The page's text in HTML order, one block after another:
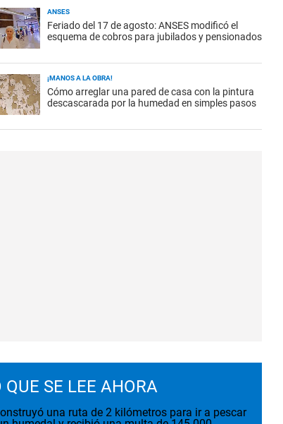
ANSES
Feriado del 17 de agosto: ANSES modificó el
esquema de cobros para jubilados y pensionados
¡MANOS A LA OBRA!
Cómo arreglar una pared de casa con la pintura
descascarada por la humedad en simples pasos
QUE SE LEE AHORA